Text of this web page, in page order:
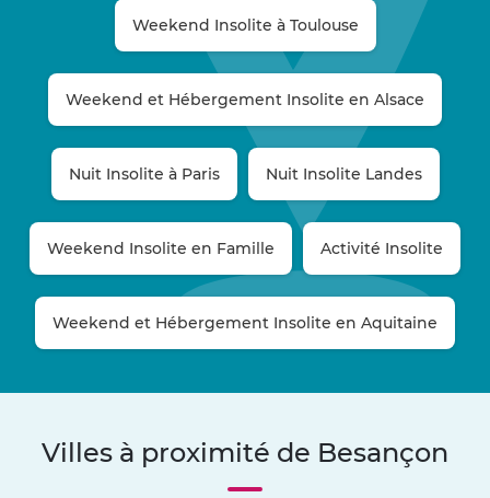
Weekend Insolite à Toulouse
Weekend et Hébergement Insolite en Alsace
Nuit Insolite à Paris Nuit Insolite Landes
Weekend Insolite en Famille Activité Insolite
Weekend et Hébergement Insolite en Aquitaine
Villes à proximité de Besançon